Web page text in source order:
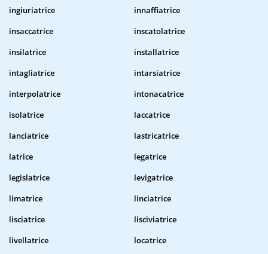
ingiuriatrice
innaffiatrice
insaccatrice
inscatolatrice
insilatrice
installatrice
intagliatrice
intarsiatrice
interpolatrice
intonacatrice
isolatrice
laccatrice
lanciatrice
lastricatrice
latrice
legatrice
legislatrice
levigatrice
limatrice
linciatrice
lisciatrice
lisciviatrice
livellatrice
locatrice